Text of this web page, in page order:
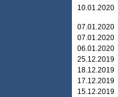
10.01.2020
07.01.2020
07.01.2020
06.01.2020
25.12.2019
18.12.2019
17.12.2019
15.12.2019